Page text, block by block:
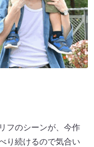
フのシーンが、今作
り続けるので気合い